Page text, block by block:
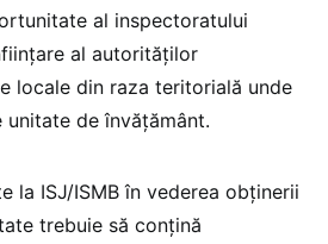
al inspectoratului
al autorităţilor
locale din raza teritorială unde
de învăţământ.
la ISJ/ISMB în vederea obţinerii
trebuie să conţină